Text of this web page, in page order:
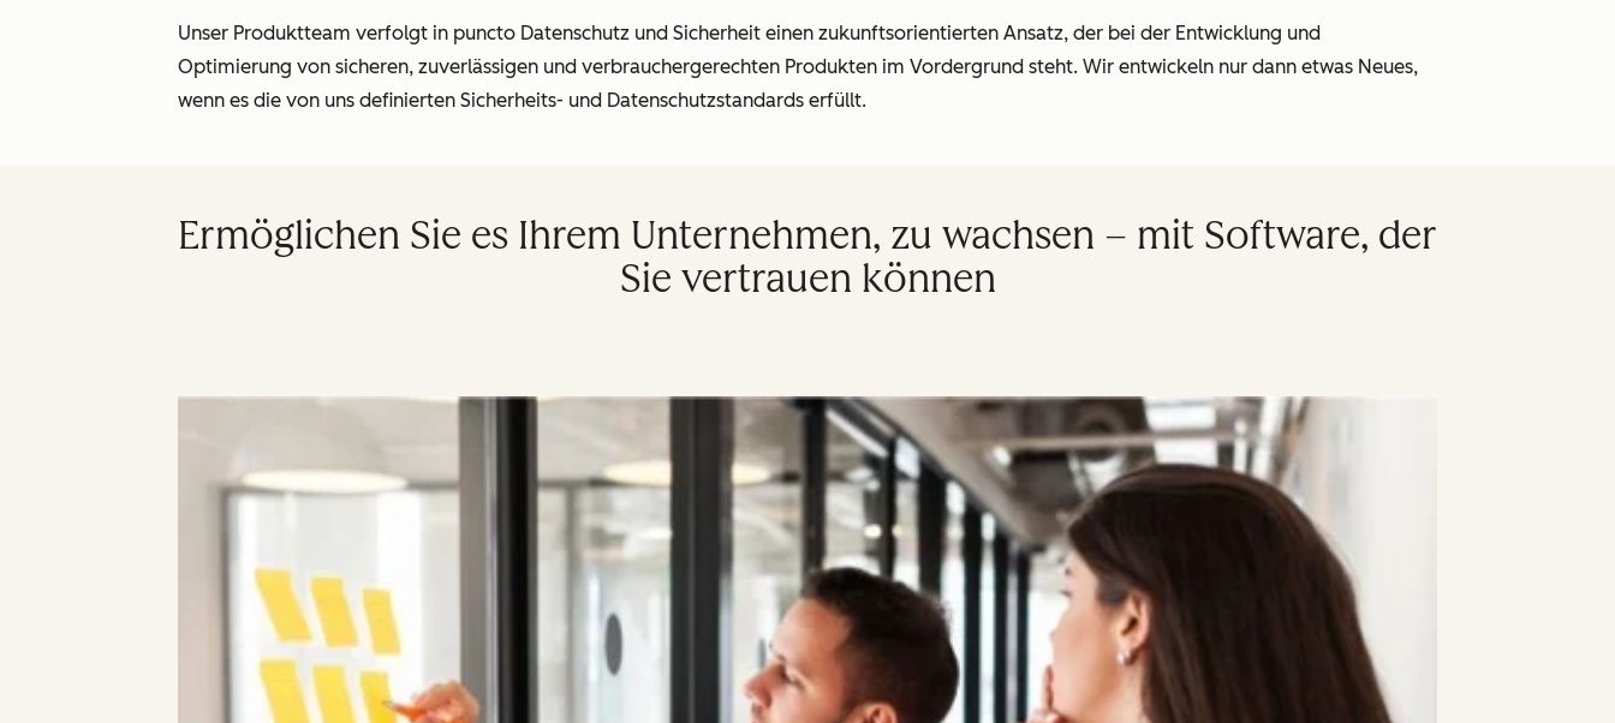
Unser Produktteam verfolgt in puncto Datenschutz und Sicherheit einen zukunftsorientierten Ansatz, der bei der Entwicklung und
Optimierung von sicheren, zuverlässigen und verbrauchergerechten Produkten im Vordergrund steht. Wir entwickeln nur dann etwas Neues,
wenn es die von uns definierten Sicherheits- und Datenschutzstandards erfüllt.
Ermöglichen Sie es Ihrem Unternehmen, zu wachsen – mit Software, der
Sie vertrauen können